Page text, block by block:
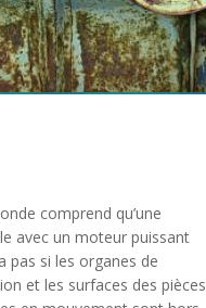
comprend qu’une
avec un moteur puissant
pas si les organes de
et les surfaces des pièces